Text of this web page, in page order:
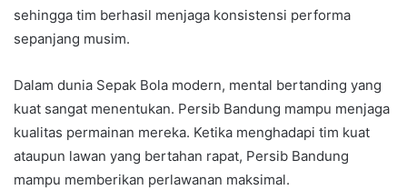
sehingga tim berhasil menjaga konsistensi performa
sepanjang musim.
Dalam dunia Sepak Bola modern, mental bertanding yang
kuat sangat menentukan. Persib Bandung mampu menjaga
kualitas permainan mereka. Ketika menghadapi tim kuat
ataupun lawan yang bertahan rapat, Persib Bandung
mampu memberikan perlawanan maksimal.